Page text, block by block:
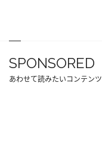
SPONSORED
あわせて読みたいコンテンツ